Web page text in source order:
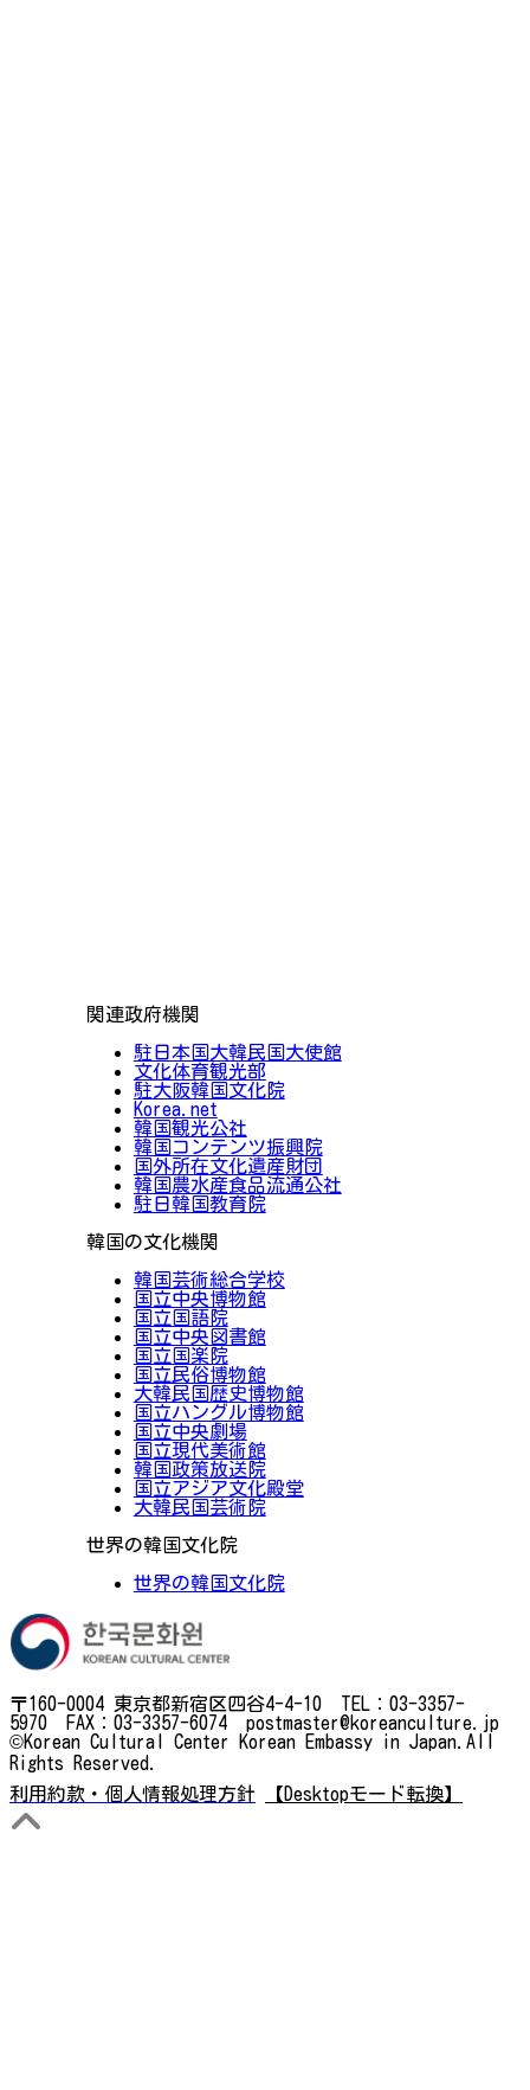
関連政府機関
駐日本国大韓民国大使館
文化体育観光部
駐大阪韓国文化院
Korea.net
韓国観光公社
韓国コンテンツ振興院
国外所在文化遺産財団
韓国農水産食品流通公社
駐日韓国教育院
韓国の文化機関
韓国芸術総合学校
国立中央博物館
国立国語院
国立中央図書館
国立国楽院
国立民俗博物館
大韓民国歴史博物館
国立ハングル博物館
国立中央劇場
国立現代美術館
韓国政策放送院
国立アジア文化殿堂
大韓民国芸術院
世界の韓国文化院
世界の韓国文化院
〒160-0004 東京都新宿区四谷4-4-10 TEL：03-3357-
5970 FAX：03-3357-6074 postmaster@koreanculture.jp
©Korean Cultural Center Korean Embassy in Japan.All
Rights Reserved.
利用約款・個人情報処理方針
【Desktopモード転換】